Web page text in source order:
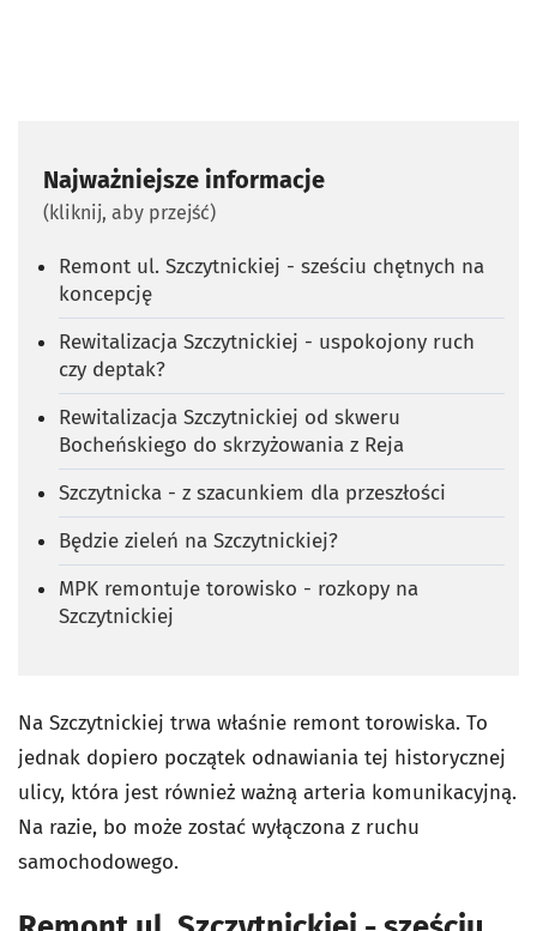
Najważniejsze informacje
(kliknij, aby przejść)
Remont ul. Szczytnickiej - sześciu chętnych na
koncepcję
Rewitalizacja Szczytnickiej - uspokojony ruch
czy deptak?
Rewitalizacja Szczytnickiej od skweru
Bocheńskiego do skrzyżowania z Reja
Szczytnicka - z szacunkiem dla przeszłości
Będzie zieleń na Szczytnickiej?
MPK remontuje torowisko - rozkopy na
Szczytnickiej
Na Szczytnickiej trwa właśnie remont torowiska. To
jednak dopiero początek odnawiania tej historycznej
ulicy, która jest również ważną arteria komunikacyjną.
Na razie, bo może zostać wyłączona z ruchu
samochodowego.